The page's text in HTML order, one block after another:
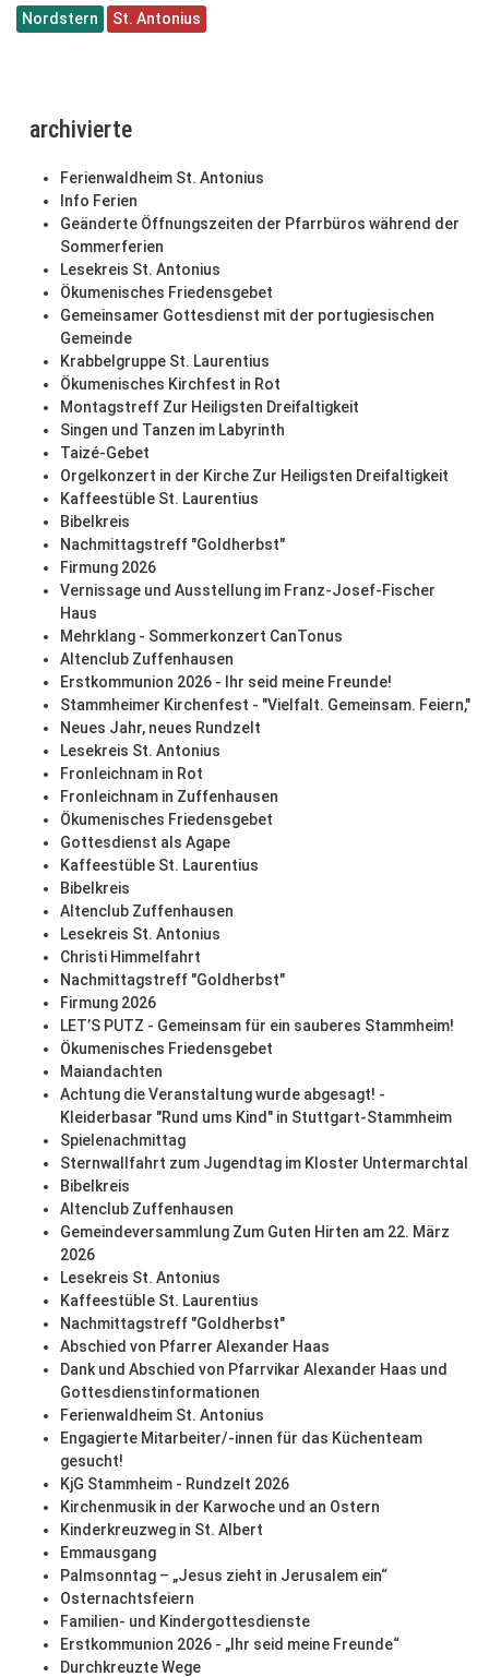
Nordstern St. Antonius
archivierte
Ferienwaldheim St. Antonius
Info Ferien
Geänderte Öffnungszeiten der Pfarrbüros während der
Sommerferien
Lesekreis St. Antonius
Ökumenisches Friedensgebet
Gemeinsamer Gottesdienst mit der portugiesischen
Gemeinde
Krabbelgruppe St. Laurentius
Ökumenisches Kirchfest in Rot
Montagstreff Zur Heiligsten Dreifaltigkeit
Singen und Tanzen im Labyrinth
Taizé-Gebet
Orgelkonzert in der Kirche Zur Heiligsten Dreifaltigkeit
Kaffeestüble St. Laurentius
Bibelkreis
Nachmittagstreff "Goldherbst"
Firmung 2026
Vernissage und Ausstellung im Franz-Josef-Fischer
Haus
Mehrklang - Sommerkonzert CanTonus
Altenclub Zuffenhausen
Erstkommunion 2026 - Ihr seid meine Freunde!
Stammheimer Kirchenfest - "Vielfalt. Gemeinsam. Feiern,"
Neues Jahr, neues Rundzelt
Lesekreis St. Antonius
Fronleichnam in Rot
Fronleichnam in Zuffenhausen
Ökumenisches Friedensgebet
Gottesdienst als Agape
Kaffeestüble St. Laurentius
Bibelkreis
Altenclub Zuffenhausen
Lesekreis St. Antonius
Christi Himmelfahrt
Nachmittagstreff "Goldherbst"
Firmung 2026
LET’S PUTZ - Gemeinsam für ein sauberes Stammheim!
Ökumenisches Friedensgebet
Maiandachten
Achtung die Veranstaltung wurde abgesagt! -
Kleiderbasar "Rund ums Kind" in Stuttgart-Stammheim
Spielenachmittag
Sternwallfahrt zum Jugendtag im Kloster Untermarchtal
Bibelkreis
Altenclub Zuffenhausen
Gemeindeversammlung Zum Guten Hirten am 22. März
2026
Lesekreis St. Antonius
Kaffeestüble St. Laurentius
Nachmittagstreff "Goldherbst"
Abschied von Pfarrer Alexander Haas
Dank und Abschied von Pfarrvikar Alexander Haas und
Gottesdienstinformationen
Ferienwaldheim St. Antonius
Engagierte Mitarbeiter/-innen für das Küchenteam
gesucht!
KjG Stammheim - Rundzelt 2026
Kirchenmusik in der Karwoche und an Ostern
Kinderkreuzweg in St. Albert
Emmausgang
Palmsonntag – „Jesus zieht in Jerusalem ein“
Osternachtsfeiern
Familien- und Kindergottesdienste
Erstkommunion 2026 - „Ihr seid meine Freunde“
Durchkreuzte Wege